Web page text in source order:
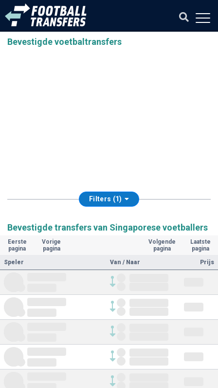
Bevestigde voetbaltransfers
Filters (1)
Bevestigde transfers van Singaporese voetballers
Eerste
pagina
Vorige
pagina
Volgende
pagina
Laatste
pagina
Speler
Van / Naar Prijs